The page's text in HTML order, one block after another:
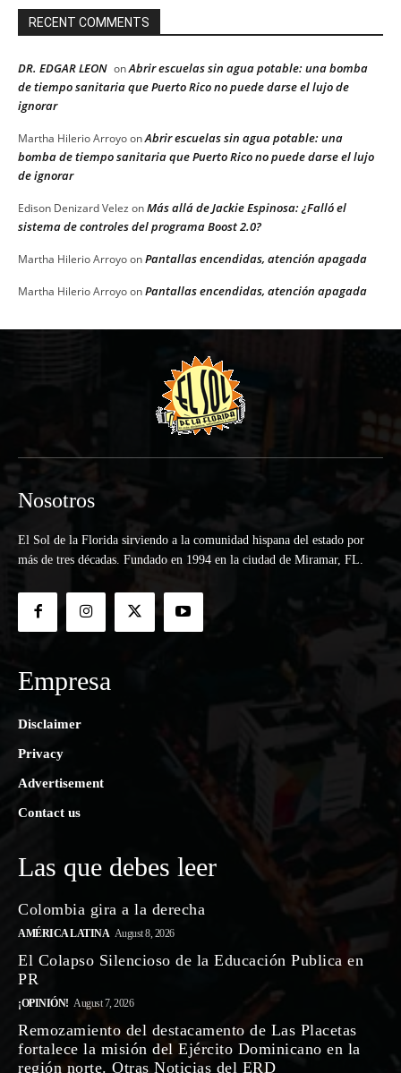
RECENT COMMENTS
DR. EDGAR LEON onAbrir escuelas sin agua potable: una bomba
de tiempo sanitaria que Puerto Rico no puede darse el lujo de
ignorar
Martha Hilerio ArroyoonAbrir escuelas sin agua potable: una
bomba de tiempo sanitaria que Puerto Rico no puede darse el lujo
de ignorar
Edison Denizard Velez onMás allá de Jackie Espinosa: ¿Falló el
sistema de controles del programa Boost 2.0?
Martha Hilerio ArroyoonPantallas encendidas, atención apagada
Martha Hilerio ArroyoonPantallas encendidas, atención apagada
Nosotros
El Sol de la Florida sirviendo a la comunidad hispana del estado por
más de tres décadas. Fundado en 1994 en la ciudad de Miramar, FL.
Empresa
Disclaimer
Privacy
Advertisement
Contact us
Las que debes leer
Colombia gira a la derecha
AMÉRICA LATINA August 8, 2026
El Colapso Silencioso de la Educación Publica en
PR
¡OPINIÓN! August 7, 2026
Remozamiento del destacamento de Las Placetas
fortalece la misión del Ejército Dominicano en la
región norte. Otras Noticias del ERD